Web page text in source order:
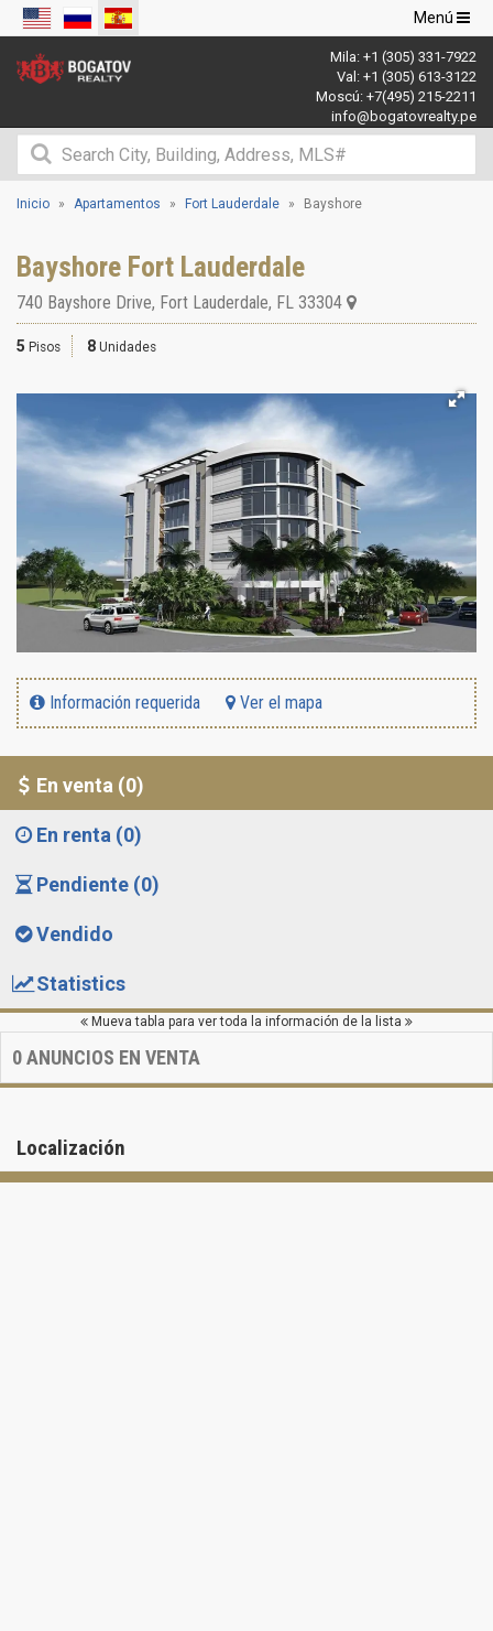
Navegación
de
palanca
Menú
Mila: +1 (305) 331-7922
Val: +1 (305) 613-3122
Moscú: +7(495) 215-2211
info@bogatovrealty.pe
Inicio Apartamentos Fort Lauderdale Bayshore
Bayshore Fort Lauderdale
740 Bayshore Drive, Fort Lauderdale, FL 33304
5 Pisos 8 Unidades
Información requerida Ver el mapa
En venta (0)
En renta (0)
Pendiente (0)
Vendido
Statistics
Mueva tabla para ver toda la información de la lista
0ANUNCIOS EN VENTA
Localización